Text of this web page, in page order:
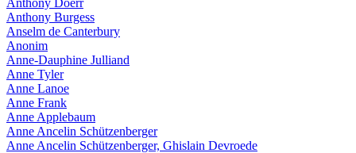
Anthony Burgess
Anselm de Canterbury
Anonim
Anne-Dauphine Julliand
Anne Tyler
Anne Lanoe
Anne Frank
Anne Applebaum
Anne Ancelin Schützenberger
Anne Ancelin Schützenberger, Ghislain Devroede